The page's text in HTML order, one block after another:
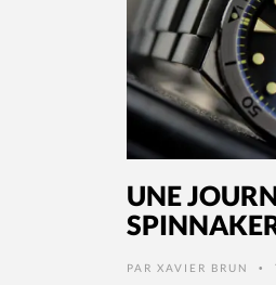
UNE
PAR XAVIER BRUN •